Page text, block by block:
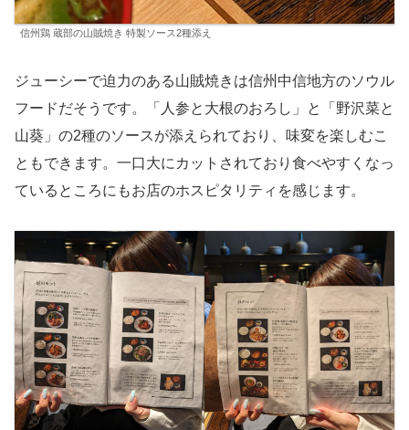
信州鶏 蔵部の山賊焼き 特製ソース2種添え
ジューシーで迫力のある山賊焼きは信州中信地方のソウル
フードだそうです。「人参と大根のおろし」と「野沢菜と
山葵」の2種のソースが添えられており、味変を楽しむこ
ともできます。一口大にカットされており食べやすくなっ
ているところにもお店のホスピタリティを感じます。